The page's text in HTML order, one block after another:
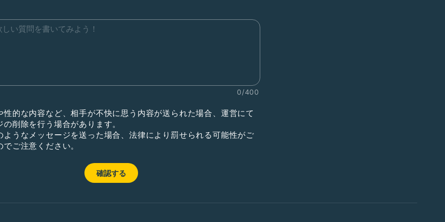
0/400
性的な内容など、相手が不快に思う内容が送られた場合、運営にて
の削除を行う場合があります。
ようなメッセージを送った場合、法律により罰せられる可能性がご
ご注意ください。